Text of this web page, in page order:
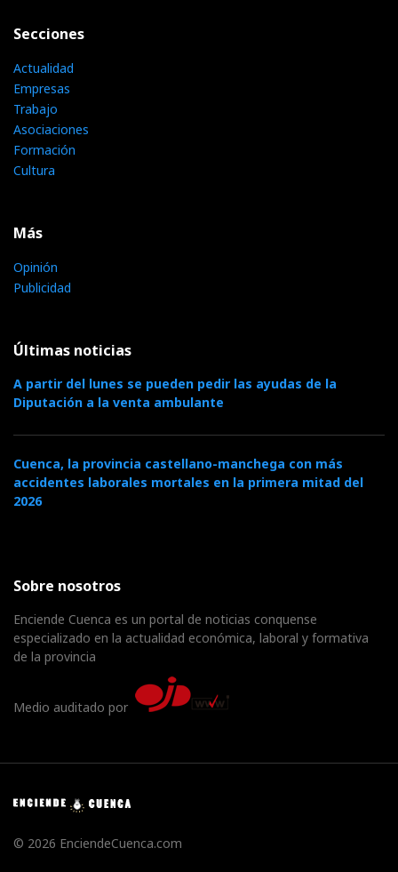
Secciones
Actualidad
Empresas
Trabajo
Asociaciones
Formación
Cultura
Más
Opinión
Publicidad
Últimas noticias
A partir del lunes se pueden pedir las ayudas de la
Diputación a la venta ambulante
Cuenca, la provincia castellano-manchega con más
accidentes laborales mortales en la primera mitad del
2026
Sobre nosotros
Enciende Cuenca es un portal de noticias conquense
especializado en la actualidad económica, laboral y formativa
de la provincia
Medio auditado por
© 2026 EnciendeCuenca.com